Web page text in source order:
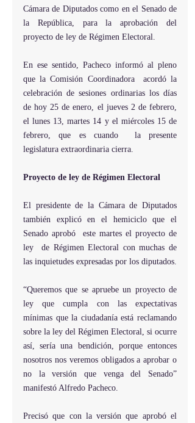
Cámara de Diputados como en el Senado de
la República, para la aprobación del
proyecto de ley de Régimen Electoral.
En ese sentido, Pacheco informó al pleno
que la Comisión Coordinadora  acordó la
celebración de sesiones ordinarias los días
de hoy 25 de enero, el jueves 2 de febrero,
el lunes 13, martes 14 y el miércoles 15 de
febrero, que es cuando  la presente
legislatura extraordinaria cierra.
Proyecto de ley de Régimen Electoral
El presidente de la Cámara de Diputados
también explicó en el hemiciclo que el
Senado aprobó  este martes el proyecto de
ley  de Régimen Electoral con muchas de
las inquietudes expresadas por los diputados.
“Queremos que se apruebe un proyecto de
ley que cumpla con las expectativas
mínimas que la ciudadanía está reclamando
sobre la ley del Régimen Electoral, si ocurre
así, sería una bendición, porque entonces
nosotros nos veremos obligados a aprobar o
no la versión que venga del Senado”
manifestó Alfredo Pacheco.
Precisó que con la versión que aprobó el